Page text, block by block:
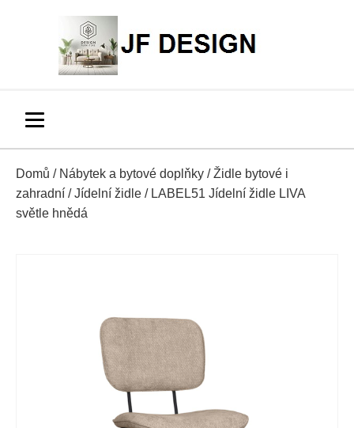
Domů / Nábytek a bytové doplňky /Židle bytové i
zahradní /Jídelní židle / LABEL51 Jídelní židle LIVA
světle hnědá